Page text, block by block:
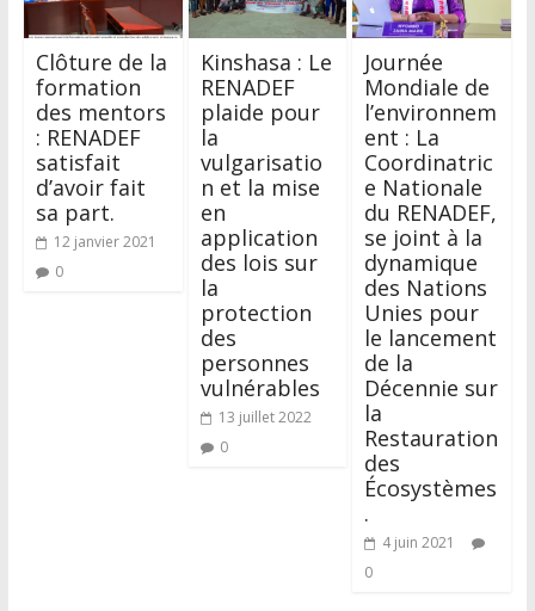
Clôture de la
formation
des mentors
: RENADEF
satisfait
d’avoir fait
sa part.
12 janvier 2021
0
Kinshasa : Le
RENADEF
plaide pour
la
vulgarisatio
n et la mise
en
application
des lois sur
la
protection
des
personnes
vulnérables
13 juillet 2022
0
Journée
Mondiale de
l’environnem
ent : La
Coordinatric
e Nationale
du RENADEF,
se joint à la
dynamique
des Nations
Unies pour
le lancement
de la
Décennie sur
la
Restauration
des
Écosystèmes
.
4 juin 2021
0